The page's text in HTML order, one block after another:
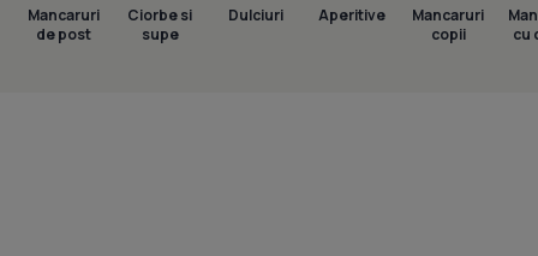
Mancaruri
de post
Ciorbe si
supe
Dulciuri Aperitive
Mancaruri
copii
cu